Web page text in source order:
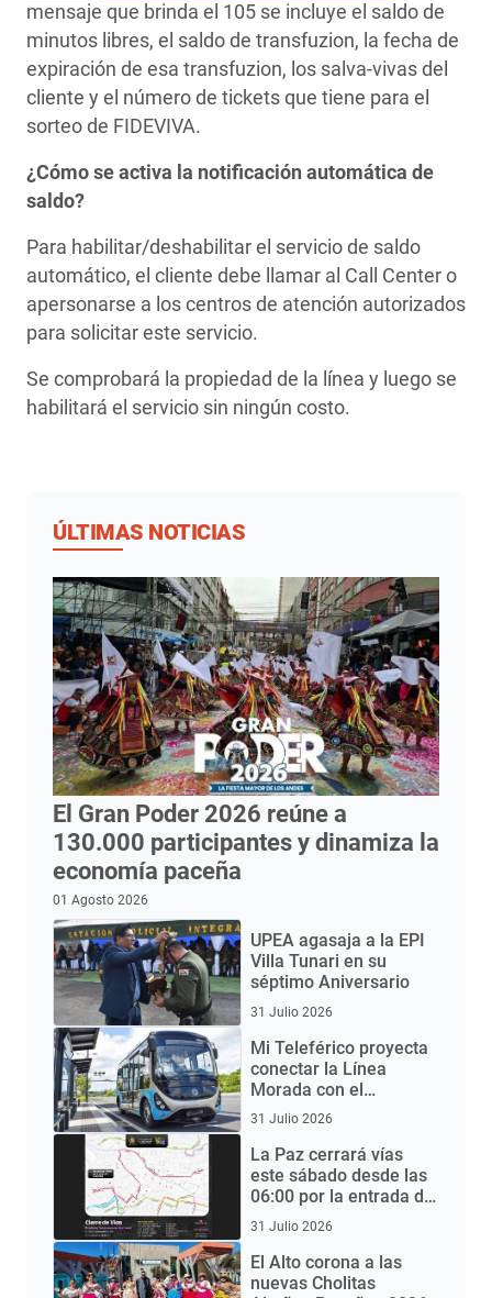
mensaje que brinda el 105 se incluye el saldo de
minutos libres, el saldo de transfuzion, la fecha de
expiración de esa transfuzion, los salva-vivas del
cliente y el número de tickets que tiene para el
sorteo de FIDEVIVA.
¿Cómo se activa la notificación automática de
saldo?
Para habilitar/deshabilitar el servicio de saldo
automático, el cliente debe llamar al Call Center o
apersonarse a los centros de atención autorizados
para solicitar este servicio.
Se comprobará la propiedad de la línea y luego se
habilitará el servicio sin ningún costo.
ÚLTIMAS NOTICIAS
El Gran Poder 2026 reúne a
130.000 participantes y dinamiza la
economía paceña
01 Agosto 2026
UPEA agasaja a la EPI
Villa Tunari en su
séptimo Aniversario
31 Julio 2026
Mi Teleférico proyecta
conectar la Línea
Morada con el
Aeropuerto de El Alto
eléctricos
31 Julio 2026
La Paz cerrará vías
este sábado desde las
06:00 por la entrada del
Gran Poder 2026
31 Julio 2026
El Alto corona a las
nuevas Cholitas